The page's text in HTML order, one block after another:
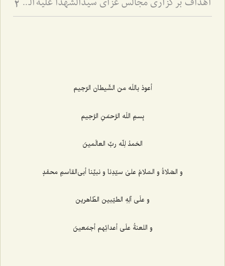
اهداف برگزاری مجالس عزای سیدالشهدا علیه السّلام 2
أعوذ باللَه من الشّیطان الرّجیم‌
بِسمِ اللَه الرَّحمَنِ الرَّحِیم‌
الحَمدُ لِلّه ربِّ العالَمینَ
و الصّلاةُ و السّلامُ علیٰ سیّدِنا و نبیِّنا أبی‌القاسمِ محمَّدٍ
و علَی آلِهِ الطیّبین الطّاهرین‌
و اللعنةُ علَی أعدائِهم أجمَعینَ‌